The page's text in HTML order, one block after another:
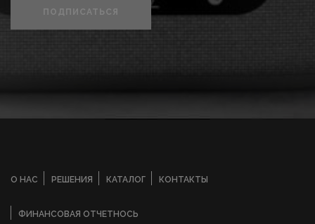
ПОДПИСАТЬСЯ
О НАС РЕШЕНИЯ КАТАЛОГ КОНТАКТЫ
ФИНАНСОВАЯ ОТЧЕТНОСЬ